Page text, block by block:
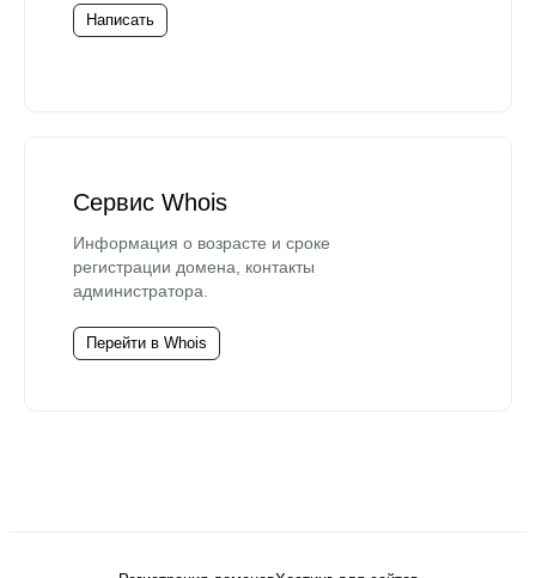
Написать
Сервис Whois
Информация о возрасте и сроке
регистрации домена, контакты
администратора.
Перейти в Whois